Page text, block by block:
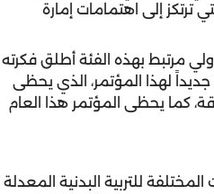
ترتكز إلى اهتمامات إمارة
مرتبط بهذه الفئة أطلق فكرته
لهذا المؤتمر، الذي يحظى
كما يحظى المؤتمر هذا العام
للتربية البدنية المعدلة